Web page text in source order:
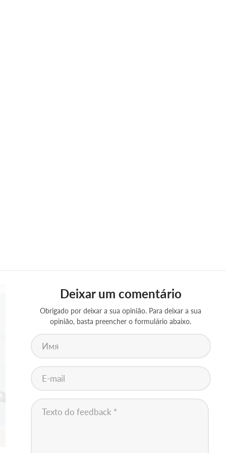
Deixar um comentário
Obrigado por deixar a sua opinião. Para deixar a sua
opinião, basta preencher o formulário abaixo.